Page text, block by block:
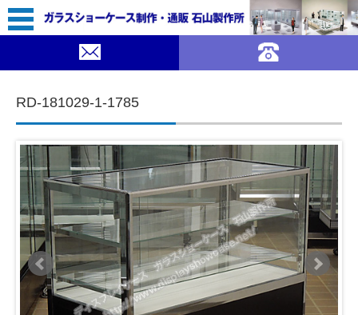
RD-181029-1-1785